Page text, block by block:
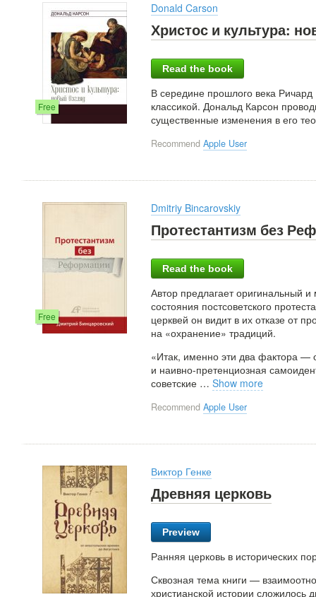
Free
Donald Carson
Христос и культура:
Read the book
В середине прошлого века Ричард
классикой. Дональд Карсон
существенные изменения в его
Recommend Apple User
Free
Dmitriy Bincarovskiy
Протестантизм без
Read the book
Автор предлагает оригинальный
состояния постсоветского
церквей он видит в их отказе от
на «охранение» традиций.
«Итак, именно эти два фактора —
и наивно-претенциозная
советские … Show more
Recommend Apple User
Виктор Генке
Древняя церковь
Preview
Ранняя церковь в исторических
Сквозная тема книги —
христианской истории сложилось